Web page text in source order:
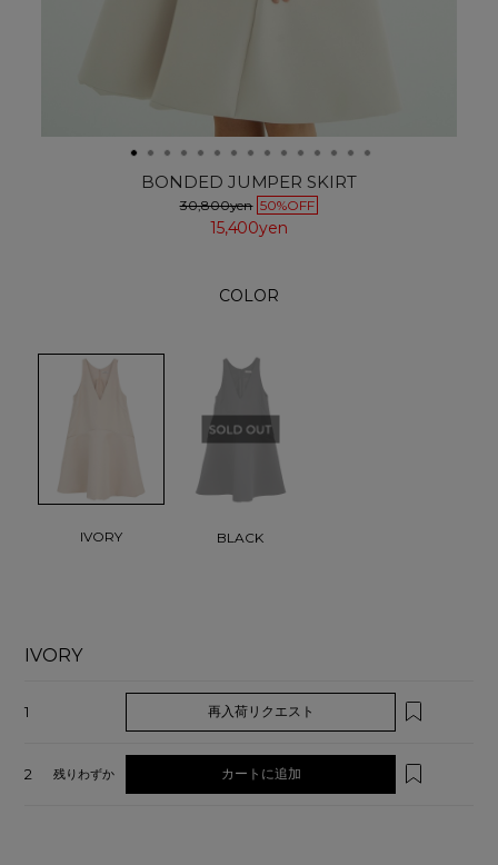
BONDED JUMPER SKIRT
30,800yen 50%OFF
15,400yen
COLOR
IVORY BLACK
IVORY
1 再入荷リクエスト
2 残りわずか カートに追加